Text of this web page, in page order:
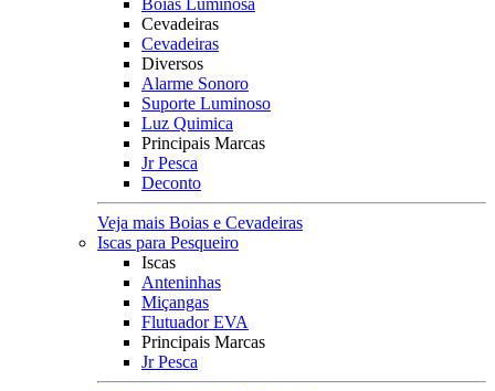
Boias Luminosa
Cevadeiras
Cevadeiras
Diversos
Alarme Sonoro
Suporte Luminoso
Luz Quimica
Principais Marcas
Jr Pesca
Deconto
Veja mais Boias e Cevadeiras
Iscas para Pesqueiro
Iscas
Anteninhas
Miçangas
Flutuador EVA
Principais Marcas
Jr Pesca